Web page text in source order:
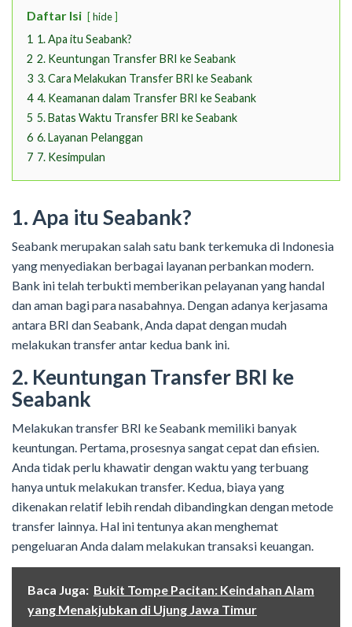
Daftar Isi hide
1 1. Apa itu Seabank?
2 2. Keuntungan Transfer BRI ke Seabank
3 3. Cara Melakukan Transfer BRI ke Seabank
4 4. Keamanan dalam Transfer BRI ke Seabank
5 5. Batas Waktu Transfer BRI ke Seabank
6 6. Layanan Pelanggan
7 7. Kesimpulan
1. Apa itu Seabank?
Seabank merupakan salah satu bank terkemuka di Indonesia
yang menyediakan berbagai layanan perbankan modern.
Bank ini telah terbukti memberikan pelayanan yang handal
dan aman bagi para nasabahnya. Dengan adanya kerjasama
antara BRI dan Seabank, Anda dapat dengan mudah
melakukan transfer antar kedua bank ini.
2. Keuntungan Transfer BRI ke
Seabank
Melakukan transfer BRI ke Seabank memiliki banyak
keuntungan. Pertama, prosesnya sangat cepat dan efisien.
Anda tidak perlu khawatir dengan waktu yang terbuang
hanya untuk melakukan transfer. Kedua, biaya yang
dikenakan relatif lebih rendah dibandingkan dengan metode
transfer lainnya. Hal ini tentunya akan menghemat
pengeluaran Anda dalam melakukan transaksi keuangan.
Baca Juga: Bukit Tompe Pacitan: Keindahan Alam
yang Menakjubkan di Ujung Jawa Timur